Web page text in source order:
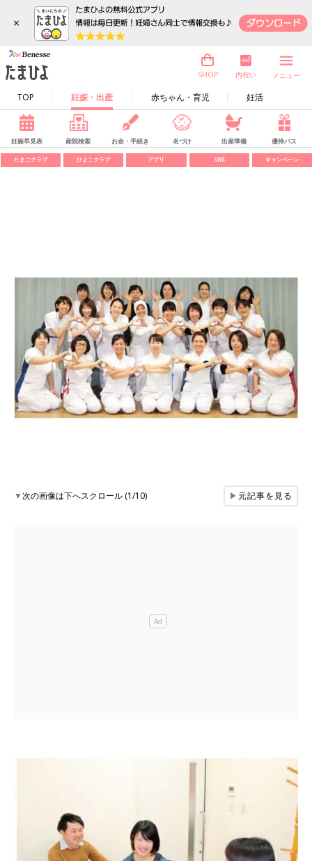
×
TOP 妊娠・出産 赤ちゃん・育児 妊活
SHOP 内祝い メニュー
妊娠早見表 産院検索 お金・手続き 名づけ 出産準備 優待パス
たまごクラブ ひよこクラブ アプリ SNS キャンペーン
▼次の画像は下へスクロール (1/10) ▶元記事を見る